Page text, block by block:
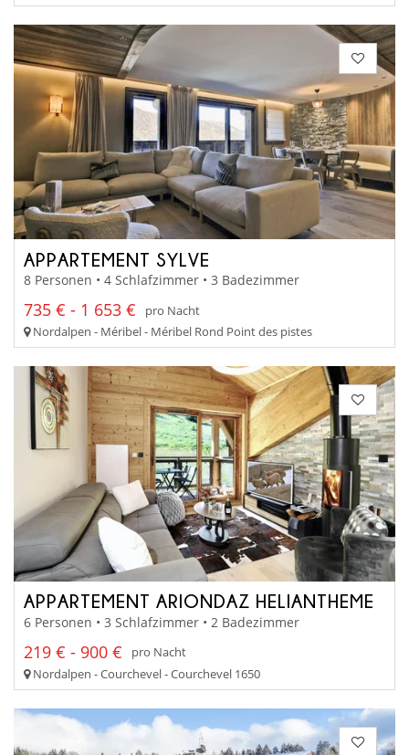
APPARTEMENT SYLVE
8 Personen • 4 Schlafzimmer • 3 Badezimmer
735 € - 1 653 €
pro Nacht
Nordalpen - Méribel - Méribel Rond Point des pistes
APPARTEMENT ARIONDAZ HELIANTHEME
6 Personen • 3 Schlafzimmer • 2 Badezimmer
219 € - 900 €
pro Nacht
Nordalpen - Courchevel - Courchevel 1650